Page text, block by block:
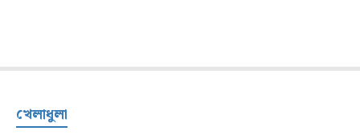
খেলাধুলা